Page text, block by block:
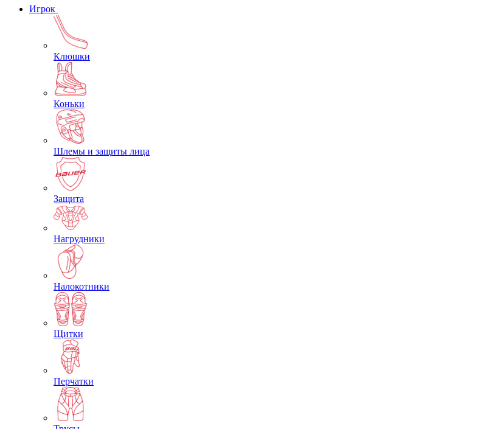
Игрок
Клюшки
Коньки
Шлемы и защиты лица
Защита
Нагрудники
Налокотники
Щитки
Перчатки